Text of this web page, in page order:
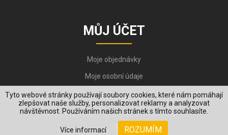
Tyto webové stránky používají soubory cookies, které nám pomáhají
zlepšovat naše služby, personalizovat reklamy a analyzovat
návštěvnost. Používáním našich stránek s tímto souhlasíte.
Více informací ROZUMÍM
MŮJ ÚČET
Moje objednávky
Moje osobní údaje
Copyright © 2006-2026, VYKOV STEEL s.r.o. All Rights Reserved.
Created by